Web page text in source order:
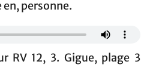
personne.
RV 12, 3. Gigue, plage 3